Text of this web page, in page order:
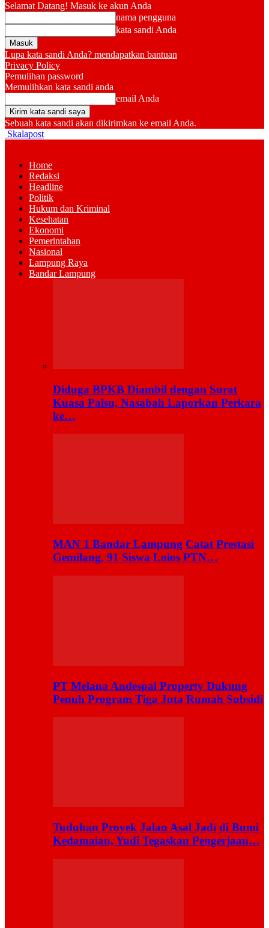
Selamat Datang! Masuk ke akun Anda
nama pengguna
kata sandi Anda
Lupa kata sandi Anda? mendapatkan bantuan
Privacy Policy
Pemulihan password
Memulihkan kata sandi anda
email Anda
Sebuah kata sandi akan dikirimkan ke email Anda.
Skalapost
Home
Redaksi
Headline
Politik
Hukum dan Kriminal
Kesehatan
Ekonomi
Pemerintahan
Nasional
Lampung Raya
Bandar Lampung
Diduga BPKB Diambil dengan Surat
Kuasa Palsu, Nasabah Laporkan Perkara
ke…
MAN 1 Bandar Lampung Catat Prestasi
Gemilang, 91 Siswa Lolos PTN…
PT Melana Andespal Property Dukung
Penuh Program Tiga Juta Rumah Subsidi
Tuduhan Proyek Jalan Asal Jadi di Bumi
Kedamaian, Yudi Tegaskan Pengerjaan…